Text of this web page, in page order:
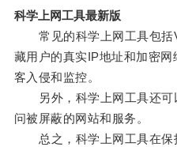
科学上网工具最新版
常见的科学上网工具包括
藏用户的真实IP地址和加密
客入侵和监控。
另外，科学上网工具还可
问被屏蔽的网站和服务。
总之，科学上网工具在保